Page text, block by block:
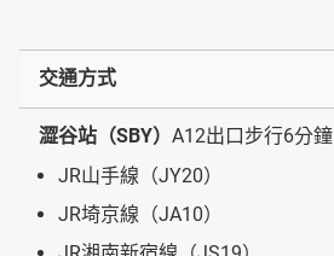
交通方式
澀谷站（SBY） A12出口步行6分鐘
JR山手線（JY20）
JR埼京線（JA10）